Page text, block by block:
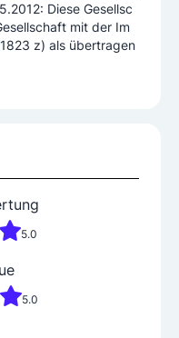
mit der Im
z) als übertragen
5.0
5.0